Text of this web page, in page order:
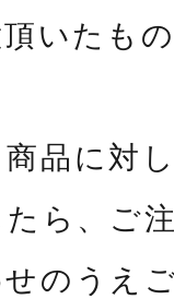
いたも
品に対
ら、ご
のうえ